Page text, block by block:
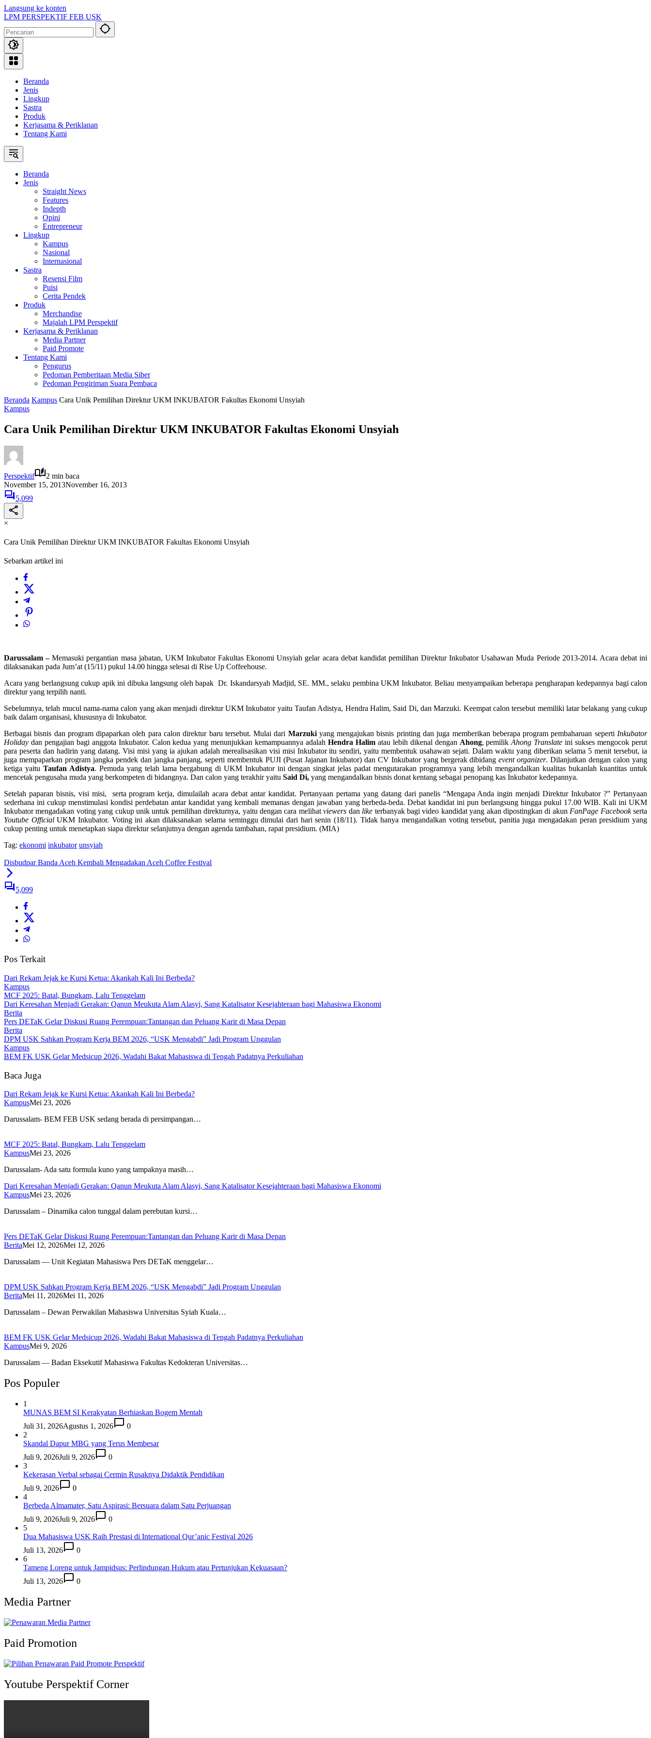
Langsung ke konten
LPM PERSPEKTIF FEB USK
Beranda
Jenis
Lingkup
Sastra
Produk
Kerjasama & Periklanan
Tentang Kami
Beranda
Jenis
Straight News
Features
Indepth
Opini
Entrepreneur
Lingkup
Kampus
Nasional
Internasional
Sastra
Resensi Film
Puisi
Cerita Pendek
Produk
Merchandise
Majalah LPM Perspektif
Kerjasama & Periklanan
Media Partner
Paid Promote
Tentang Kami
Pengurus
Pedoman Pemberitaan Media Siber
Pedoman Pengiriman Suara Pembaca
Beranda Kampus Cara Unik Pemilihan Direktur UKM INKUBATOR Fakultas Ekonomi Unsyiah
Kampus
Cara Unik Pemilihan Direktur UKM INKUBATOR Fakultas Ekonomi Unsyiah
Perspektif
2 min baca
November 15, 2013November 16, 2013
5,099
×
Cara Unik Pemilihan Direktur UKM INKUBATOR Fakultas Ekonomi Unsyiah
Sebarkan artikel ini
Darussalam –Memasuki pergantian masa jabatan, UKM Inkubator Fakultas Ekonomi Unsyiah gelar acara debat kandidat pemilihan Direktur Inkubator Usahawan Muda Periode 2013-2014. Acara debat ini
dilaksanakan pada Jum’at (15/11) pukul 14.00 hingga selesai di Rise Up Coffeehouse.
Acara yang berlangsung cukup apik ini dibuka langsung oleh bapak Dr. Iskandarsyah Madjid, SE. MM., selaku pembina UKM Inkubator. Beliau menyampaikan beberapa pengharapan kedepannya bagi calon
direktur yang terpilih nanti.
Sebelumnya, telah mucul nama-nama calon yang akan menjadi direktur UKM Inkubator yaitu Taufan Adistya, Hendra Halim, Said Di, dan Marzuki. Keempat calon tersebut memiliki latar belakang yang cukup
baik dalam organisasi, khususnya di Inkubator.
Berbagai bisnis dan program dipaparkan oleh para calon direktur baru tersebut. Mulai dari Marzukiyang mengajukan bisnis printing dan juga memberikan beberapa program pembaharuan seperti Inkubator
Holiday dan pengajian bagi anggota Inkubator. Calon kedua yang menunjukkan kemampuannya adalahHendra Halimatau lebih dikenal dengan Ahong, pemilikAhong Translate ini sukses mengocok perut
para peserta dan hadirin yang datang. Visi misi yang ia ajukan adalah merealisasikan visi misi Inkubator itu sendiri, yaitu membentuk usahawan sejati. Dalam waktu yang diberikan selama 5 menit tersebut, ia
juga mempaparkan program jangka pendek dan jangka panjang, seperti membentuk PUJI (Pusat Jajanan Inkubator) dan CV Inkubator yang bergerak dibidangevent organizer. Dilanjutkan dengan calon yang
ketiga yaitu Taufan Adistya. Pemuda yang telah lama bergabung di UKM Inkubator ini dengan singkat jelas padat mengutarakan programnya yang lebih mengandalkan kualitas bukanlah kuantitas untuk
mencetak pengusaha muda yang berkompeten di bidangnya. Dan calon yang terakhir yaitu Said Di, yang mengandalkan bisnis donat kentang sebagai penopang kas Inkubator kedepannya.
Setelah paparan bisnis, visi misi, serta program kerja, dimulailah acara debat antar kandidat. Pertanyaan pertama yang datang dari panelis “Mengapa Anda ingin menjadi Direktur Inkubator ?” Pertanyaan
sederhana ini cukup menstimulasi kondisi perdebatan antar kandidat yang kembali memanas dengan jawaban yang berbeda-beda. Debat kandidat ini pun berlangsung hingga pukul 17.00 WIB. Kali ini UKM
Inkubator mengadakan voting yang cukup unik untuk pemilihan direkturnya, yaitu dengan cara melihatviewers dan like terbanyak bagi video kandidat yang akan dipostingkan di akun FanPage Facebookserta
Youtube OfficialUKM Inkubator. Voting ini akan dilaksanakan selama seminggu dimulai dari hari senin (18/11). Tidak hanya mengandalkan voting tersebut, panitia juga mengadakan peran presidium yang
cukup penting untuk menetapkan siapa direktur selanjutnya dengan agenda tambahan, rapat presidium. (MIA)
Tag: ekonomi inkubator unsyiah
Disbudpar Banda Aceh Kembali Mengadakan Aceh Coffee Festival
5,099
Pos Terkait
Dari Rekam Jejak ke Kursi Ketua: Akankah Kali Ini Berbeda?
Kampus
MCF 2025: Batal, Bungkam, Lalu Tenggelam
Dari Keresahan Menjadi Gerakan: Qanun Meukuta Alam Alasyi, Sang Katalisator Kesejahteraan bagi Mahasiswa Ekonomi
Berita
Pers DETaK Gelar Diskusi Ruang Perempuan:Tantangan dan Peluang Karir di Masa Depan
Berita
DPM USK Sahkan Program Kerja BEM 2026, “USK Mengabdi” Jadi Program Unggulan
Kampus
BEM FK USK Gelar Medsicup 2026, Wadahi Bakat Mahasiswa di Tengah Padatnya Perkuliahan
Baca Juga
Dari Rekam Jejak ke Kursi Ketua: Akankah Kali Ini Berbeda?
KampusMei 23, 2026
Darussalam- BEM FEB USK sedang berada di persimpangan…
MCF 2025: Batal, Bungkam, Lalu Tenggelam
KampusMei 23, 2026
Darussalam- Ada satu formula kuno yang tampaknya masih…
Dari Keresahan Menjadi Gerakan: Qanun Meukuta Alam Alasyi, Sang Katalisator Kesejahteraan bagi Mahasiswa Ekonomi
KampusMei 23, 2026
Darussalam – Dinamika calon tunggal dalam perebutan kursi…
Pers DETaK Gelar Diskusi Ruang Perempuan:Tantangan dan Peluang Karir di Masa Depan
BeritaMei 12, 2026Mei 12, 2026
Darussalam — Unit Kegiatan Mahasiswa Pers DETaK menggelar…
DPM USK Sahkan Program Kerja BEM 2026, “USK Mengabdi” Jadi Program Unggulan
BeritaMei 11, 2026Mei 11, 2026
Darussalam – Dewan Perwakilan Mahasiswa Universitas Syiah Kuala…
BEM FK USK Gelar Medsicup 2026, Wadahi Bakat Mahasiswa di Tengah Padatnya Perkuliahan
KampusMei 9, 2026
Darussalam — Badan Eksekutif Mahasiswa Fakultas Kedokteran Universitas…
Pos Populer
1
MUNAS BEM SI Kerakyatan Berhiaskan Bogem Mentah
Juli 31, 2026Agustus 1, 2026
0
2
Skandal Dapur MBG yang Terus Membesar
Juli 9, 2026Juli 9, 2026
0
3
Kekerasan Verbal sebagai Cermin Rusaknya Didaktik Pendidikan
Juli 9, 2026
0
4
Berbeda Almamater, Satu Aspirasi: Bersuara dalam Satu Perjuangan
Juli 9, 2026Juli 9, 2026
0
5
Dua Mahasiswa USK Raih Prestasi di International Qur’anic Festival 2026
Juli 13, 2026
0
6
Tameng Loreng untuk Jampidsus: Perlindungan Hukum atau Pertunjukan Kekuasaan?
Juli 13, 2026
0
Media Partner
Paid Promotion
Youtube Perspektif Corner